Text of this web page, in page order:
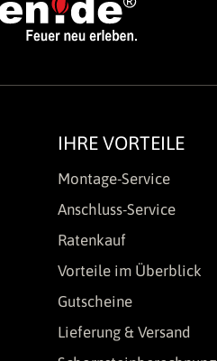
IHRE VORTEILE
Montage-Service
Anschluss-Service
Ratenkauf
Vorteile im Überblick
Gutscheine
Lieferung & Versand